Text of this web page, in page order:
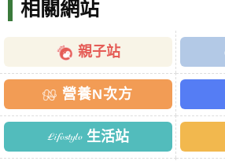
相關網站
親子站
營養N次方
生活站